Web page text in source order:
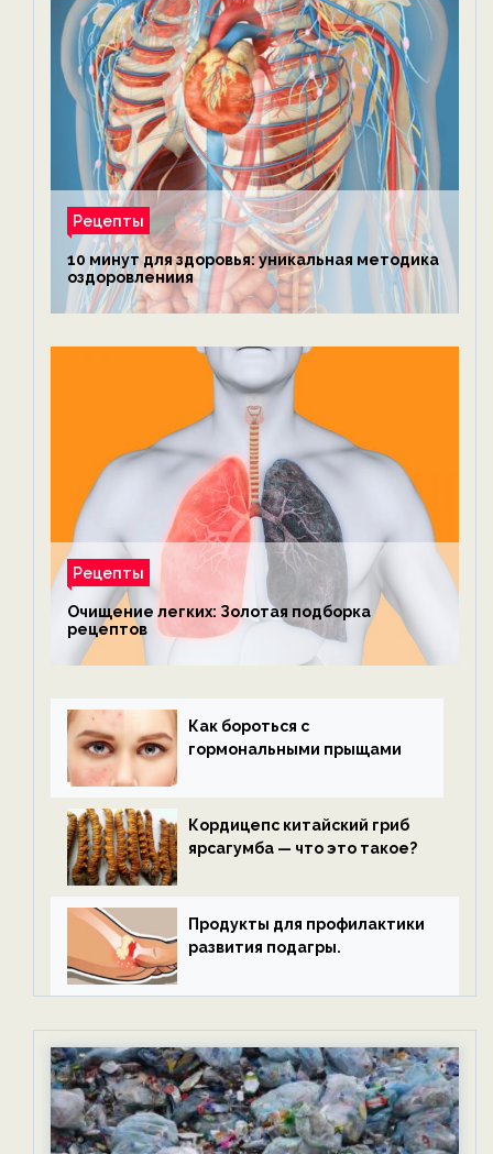
Рецепты
10 минут для здоровья: уникальная методика
оздоровлениия
Рецепты
Очищение легких: Золотая подборка
рецептов
Как бороться с
гормональными прыщами
Кордицепс китайский гриб
ярсагумба — что это такое?
Продукты для профилактики
развития подагры.